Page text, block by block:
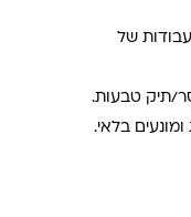
של
תיק טבעות.
בלאי.